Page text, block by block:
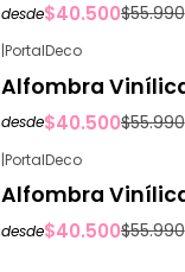
desde$40.500$55.990
|PortalDeco
Alfombra
desde$40.500$55.990
|PortalDeco
Alfombra
desde$40.500$55.990